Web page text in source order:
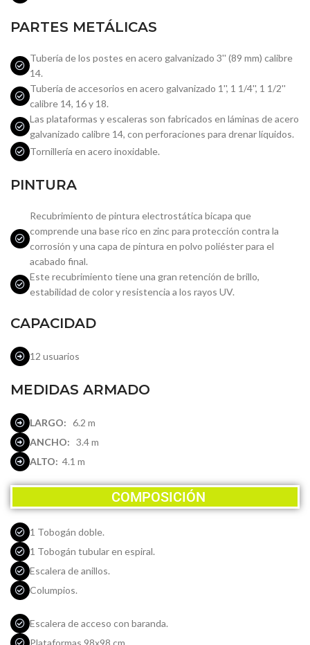
PARTES METÁLICAS
Tubería de los postes en acero galvanizado 3'' (89 mm) calibre
14.
Tubería de accesorios en acero galvanizado 1'', 1 1/4'', 1 1/2''
calibre 14, 16 y 18.
Las plataformas y escaleras son fabricados en láminas de acero
galvanizado calibre 14, con perforaciones para drenar líquidos.
Tornillería en acero inoxidable.
PINTURA
Recubrimiento de pintura electrostática bicapa que
comprende una base rico en zinc para protección contra la
corrosión y una capa de pintura en polvo poliéster para el
acabado final.
Este recubrimiento tiene una gran retención de brillo,
estabilidad de color y resistencia a los rayos UV.
CAPACIDAD
12 usuarios
MEDIDAS ARMADO
LARGO: 6.2 m
ANCHO: 3.4 m
ALTO: 4.1 m
COMPOSICIÓN
1 Tobogán doble.
1 Tobogán tubular en espiral.
Escalera de anillos.
Columpios.
Escalera de acceso con baranda.
Plataformas 98x98 cm.